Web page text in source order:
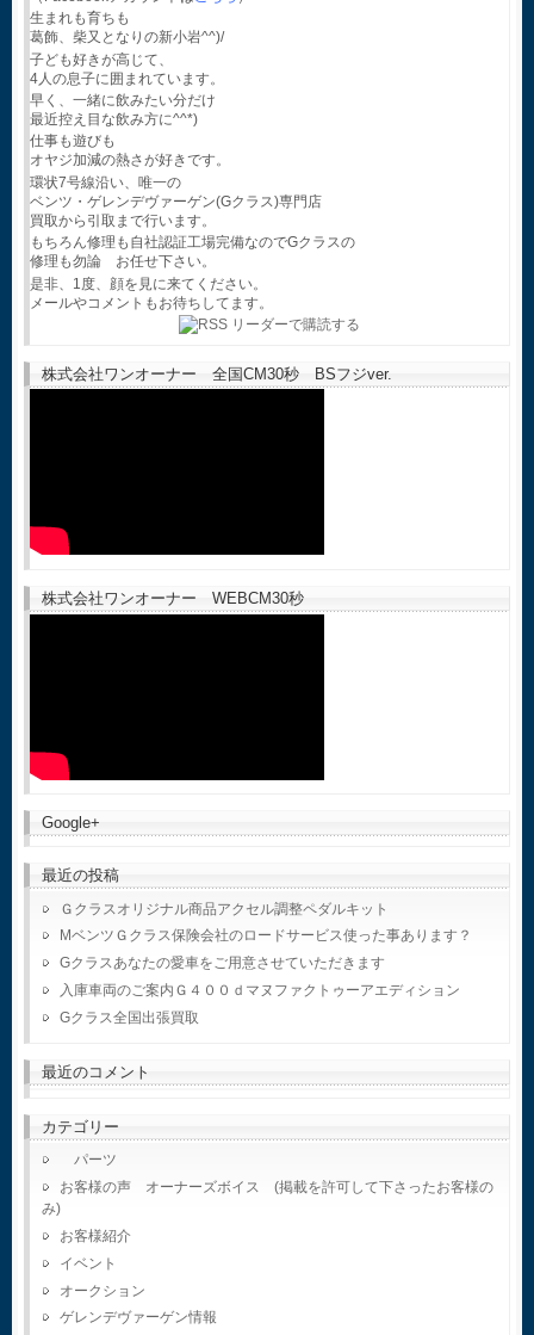
生まれも育ちも
葛飾、柴又となりの新小岩^^)/
子ども好きが高じて、
4人の息子に囲まれています。
早く、一緒に飲みたい分だけ
最近控え目な飲み方に^^*)
仕事も遊びも
オヤジ加減の熱さが好きです。
環状7号線沿い、唯一の
ベンツ・ゲレンデヴァーゲン(Gクラス)専門店
買取から引取まで行います。
もちろん修理も自社認証工場完備なのでGクラスの
修理も勿論 お任せ下さい。
是非、1度、顔を見に来てください。
メールやコメントもお待ちしてます。
株式会社ワンオーナー 全国CM30秒 BSフジver.
株式会社ワンオーナー WEBCM30秒
Google+
最近の投稿
Ｇクラスオリジナル商品アクセル調整ペダルキット
MベンツＧクラス保険会社のロードサービス使った事あります？
Gクラスあなたの愛車をご用意させていただきます
入庫車両のご案内Ｇ４００ｄマヌファクトゥーアエディション
Gクラス全国出張買取
最近のコメント
カテゴリー
パーツ
お客様の声 オーナーズボイス (掲載を許可して下さったお客様の
み)
お客様紹介
イベント
オークション
ゲレンデヴァーゲン情報